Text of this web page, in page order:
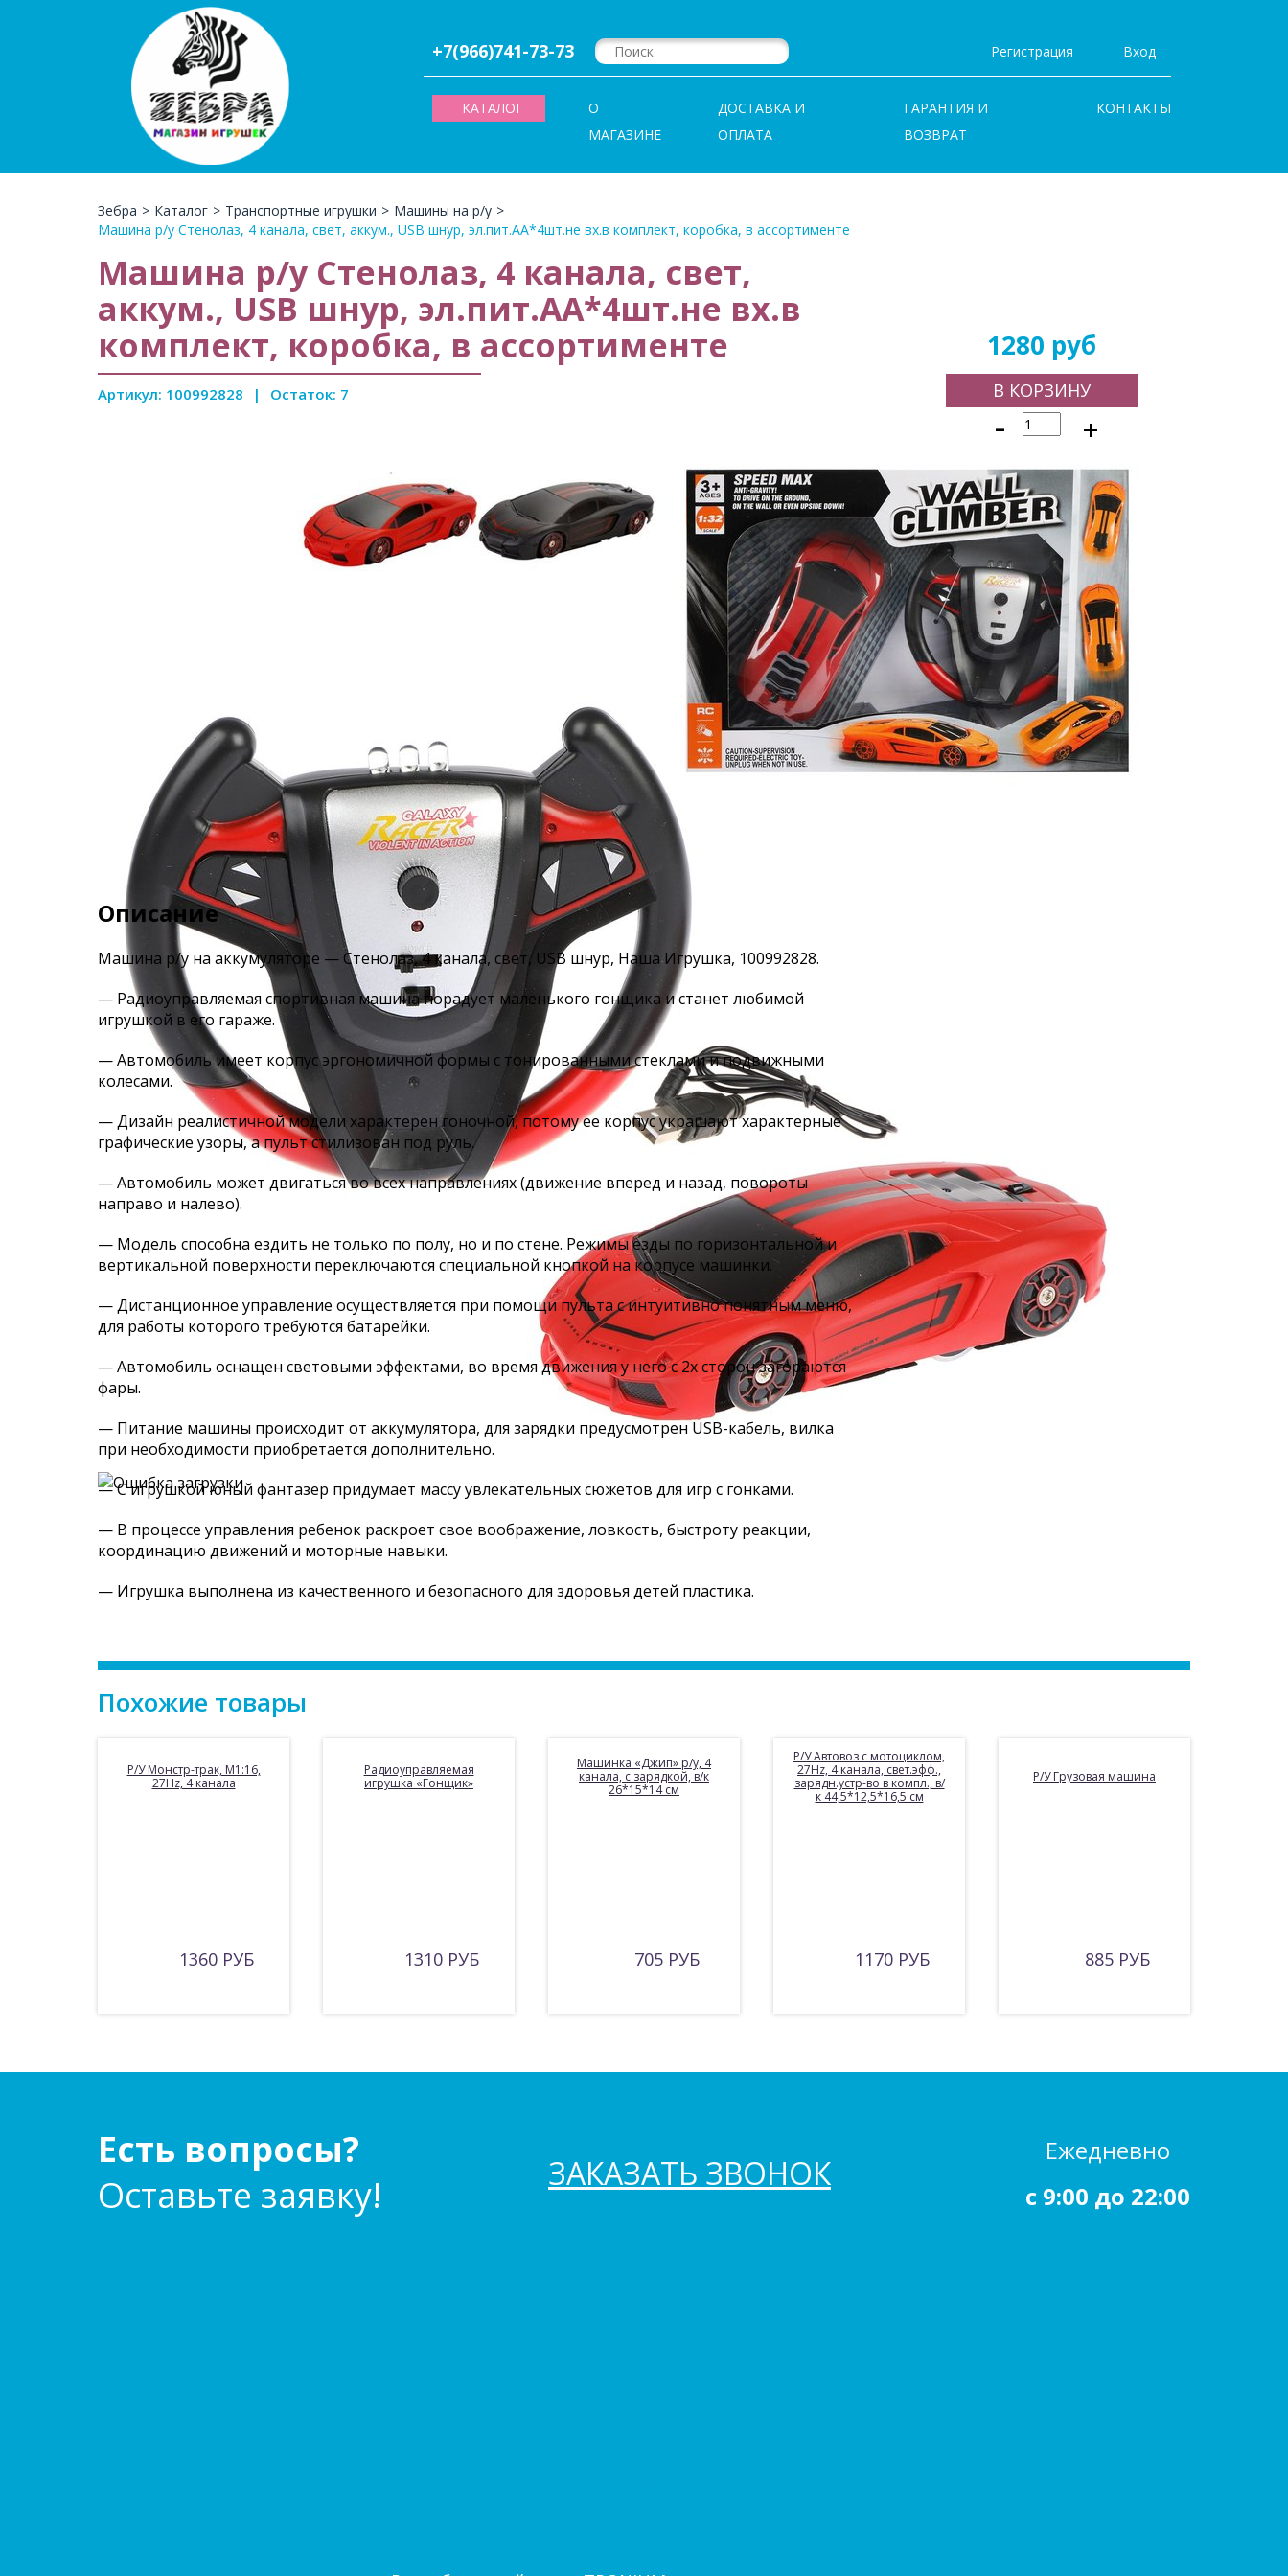
+7(966)741-73-73 Регистрация Вход
КАТАЛОГ
О
МАГАЗИНЕ
ДОСТАВКА И
ОПЛАТА
ГАРАНТИЯ И
ВОЗВРАТ
КОНТАКТЫ
Зебра > Каталог > Транспортные игрушки > Машины на р/у >
Машина р/у Стенолаз, 4 канала, свет, аккум., USB шнур, эл.пит.АА*4шт.не вх.в комплект, коробка, в ассортименте
Машина р/у Стенолаз, 4 канала, свет,
аккум., USB шнур, эл.пит.АА*4шт.не вх.в
комплект, коробка, в ассортименте
Артикул: 100992828 | Остаток: 7
Описание
Машина р/у на аккумуляторе — Стенолаз, 4 канала, свет, USB шнур, Наша Игрушка, 100992828.
— Радиоуправляемая спортивная машина порадует маленького гонщика и станет любимой
игрушкой в его гараже.
— Автомобиль имеет корпус эргономичной формы с тонированными стеклами и подвижными
колесами.
— Дизайн реалистичной модели характерен гоночной, потому ее корпус украшают характерные
графические узоры, а пульт стилизован под руль.
— Автомобиль может двигаться во всех направлениях (движение вперед и назад, повороты
направо и налево).
— Модель способна ездить не только по полу, но и по стене. Режимы езды по горизонтальной и
вертикальной поверхности переключаются специальной кнопкой на корпусе машинки.
— Дистанционное управление осуществляется при помощи пульта с интуитивно понятным меню,
для работы которого требуются батарейки.
— Автомобиль оснащен световыми эффектами, во время движения у него с 2х сторон загораются
фары.
— Питание машины происходит от аккумулятора, для зарядки предусмотрен USB-кабель, вилка
при необходимости приобретается дополнительно.
— С игрушкой юный фантазер придумает массу увлекательных сюжетов для игр с гонками.
— В процессе управления ребенок раскроет свое воображение, ловкость, быстроту реакции,
координацию движений и моторные навыки.
— Игрушка выполнена из качественного и безопасного для здоровья детей пластика.
1280 руб
В КОРЗИНУ
- +
Похожие товары
Р/У Монстр-трак, М1:16,
27Hz, 4 канала
1360 РУБ
Радиоуправляемая
игрушка «Гонщик»
1310 РУБ
Машинка «Джип» р/у, 4
канала, с зарядкой, в/к
26*15*14 см
705 РУБ
Р/У Автовоз с мотоциклом,
27Hz, 4 канала, свет.эфф.,
зарядн.устр-во в компл., в/
к 44,5*12,5*16,5 см
1170 РУБ
Р/У Грузовая машина
885 РУБ
Есть вопросы?
Оставьте заявку!
ЗАКАЗАТЬ ЗВОНОК
Ежедневно
c 9:00 до 22:00